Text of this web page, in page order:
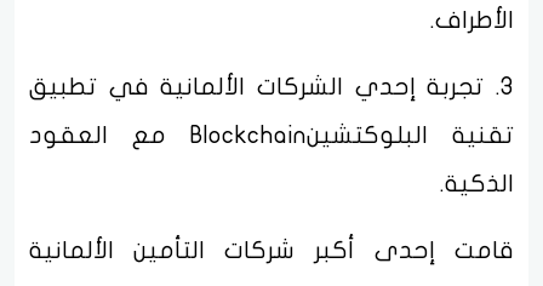
الأطراف.
3. تجربة إحدي الشركات الألمانية في تطبيق
تقنية البلوكتشينBlockchain مع العقود
الذكية.
قامت إحدى أكبر شركات التأمين الألمانية